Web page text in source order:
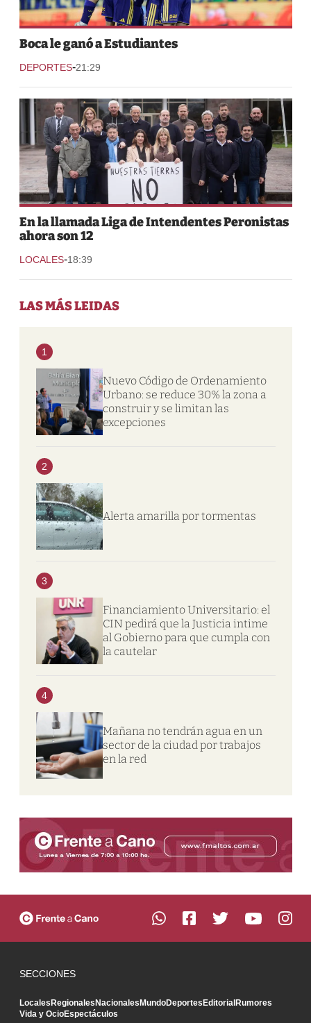
Boca le ganó a Estudiantes
DEPORTES-21:29
En la llamada Liga de Intendentes Peronistas
ahora son 12
LOCALES-18:39
LAS MÁS LEIDAS
1
Nuevo Código de Ordenamiento
Urbano: se reduce 30% la zona a
construir y se limitan las
excepciones
2
Alerta amarilla por tormentas
3
Financiamiento Universitario: el
CIN pedirá que la Justicia intime
al Gobierno para que cumpla con
la cautelar
4
Mañana no tendrán agua en un
sector de la ciudad por trabajos
en la red
SECCIONES
Locales Regionales Nacionales MundoDeportes Editorial Rumores
Vida y OcioEspectáculos